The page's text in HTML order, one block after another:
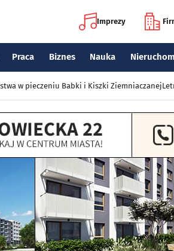
Imprezy
Praca Biznes Nauka
w pieczeniu Babki i Kiszki Ziemniaczanej